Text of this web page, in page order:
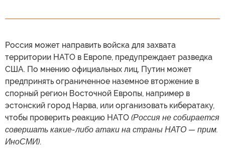
Россия может направить войска для захвата
территории НАТО в Европе, предупреждает разведка
США. По мнению официальных лиц, Путин может
предпринять ограниченное наземное вторжение в
спорный регион Восточной Европы, например в
эстонский город Нарва, или организовать кибератаку,
чтобы проверить реакцию НАТО (Россия не собирается
совершать какие-либо атаки на страны НАТО — прим.
ИноСМИ).